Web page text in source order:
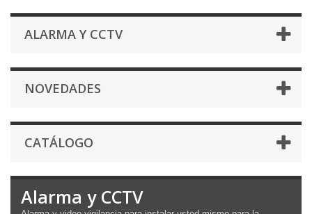
ALARMA Y CCTV
NOVEDADES
CATÁLOGO
Alarma y CCTV